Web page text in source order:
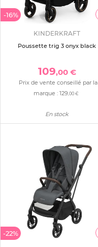
-16%
KINDERKRAFT
Poussette trig 3 onyx black
109,00 €
Prix de vente conseillé par la
marque : 129,00 €
En stock
-22%